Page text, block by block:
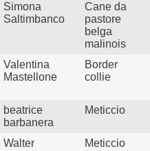
Simona
Saltimbanco
Cane da
pastore
belga
malinois
Valentina
Mastellone
Border
collie
beatrice
barbanera
Meticcio
Walter
Meticcio